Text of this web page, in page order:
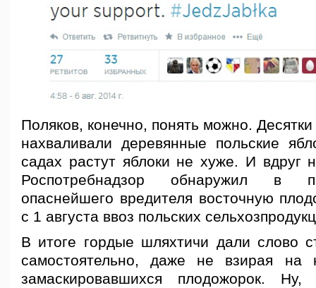
Поляков, конечно, понять можно.
нахваливали деревянные польские
садах растут яблоки не хуже. И вдруг
Роспотребнадзор обнаружил в
опаснейшего вредителя восточную
с 1 августа ввоз польских
В итоге гордые шляхтичи дали слово
самостоятельно, даже не взирая на
замаскировавшихся плодожорок. Ну,